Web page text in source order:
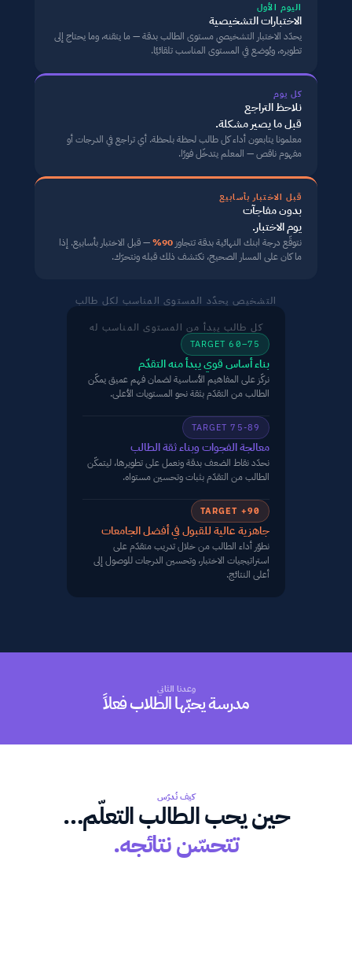
اليوم الأول
الاختبارات التشخيصية
يحدّد الاختبار التشخيصي مستوى الطالب بدقة — ما يتقنه، وما يحتاج إلى
تطويره، ويُوضع في المستوى المناسب تلقائيًا.
كل يوم
نلاحظ التراجع
قبل ما يصير مشكلة.
معلمونا يتابعون أداء كل طالب لحظة بلحظة. أي تراجع في الدرجات أو
مفهوم ناقص — المعلم يتدخّل فورًا.
قبل الاختبار بأسابيع
بدون مفاجآت
يوم الاختبار.
نتوقّع درجة ابنك النهائية بدقة تتجاوز 90%
ما كان على المسار الصحيح، نكتشف ذلك قبله ونتحرّك.
التشخيص يحدّد المستوى المناسب لكل طالب
كل طالب يبدأ من المستوى المناسب له
TARGET +90
جاهزية عالية للقبول في أفضل الجامعات
نطوّر أداء الطالب من خلال تدريب متقدّم على
استراتيجيات الاختبار، وتحسين الدرجات للوصول إلى
أعلى النتائج.
TARGET 75-89
معالجة الفجوات وبناء ثقة الطالب
نحدّد نقاط الضعف بدقة ونعمل على تطويرها، ليتمكّن
الطالب من التقدّم بثبات وتحسين مستواه.
TARGET 60–75
بناء أساس قوي يبدأ منه التقدّم
نركّز على المفاهيم الأساسية لضمان فهم عميق يمكّن
الطالب من التقدّم بثقة نحو المستويات الأعلى.
وعدنا الثاني
مدرسة يحبّها الطلاب فعلاً
كيف نُدرّس
حين يحب الطالب التعلّم…
تتحسّن نتائجه.